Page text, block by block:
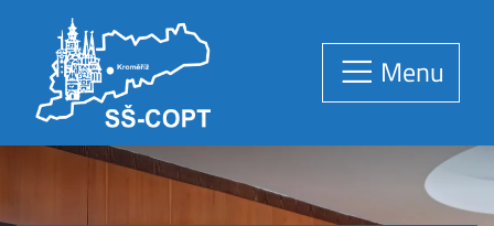
Menu